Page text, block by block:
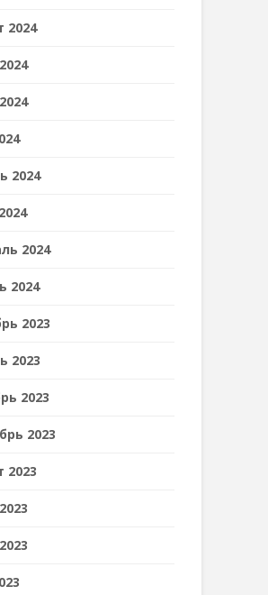
2024
2024
2024
2024
2023
2023
2023
2023
2023